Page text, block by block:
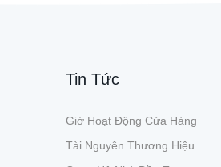
Tin Tức
Giờ Hoạt Động Cửa Hàng
Tài Nguyên Thương Hiệu